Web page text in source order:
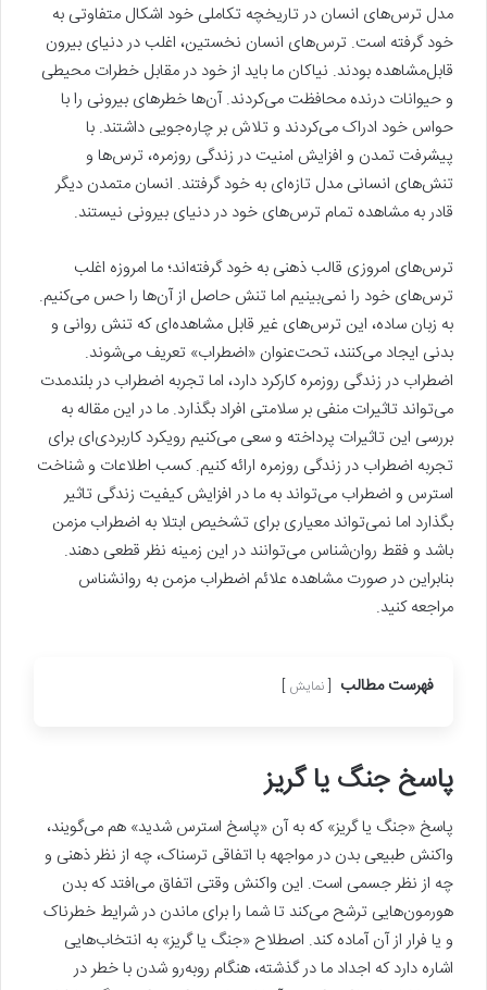
مدل ترس‌های انسان در تاریخچه تکاملی خود اشکال متفاوتی به
خود گرفته است. ترس‌های انسان نخستین، اغلب در دنیای بیرون
قابل‌مشاهده بودند. نیاکان ما باید از خود در مقابل خطرات محیطی
و حیوانات درنده محافظت می‌کردند. آن‌ها خطرهای بیرونی را با
حواس خود ادراک می‌کردند و تلاش‌ بر چاره‌جویی داشتند. با
پیشرفت تمدن و افزایش امنیت در زندگی روزمره، ترس‌ها و
تنش‌های انسانی مدل تازه‌ای به خود گرفتند. انسان متمدن دیگر
قادر به مشاهده‌ تمام ترس‌های خود در دنیای بیرونی نیستند.
ترس‌های امروزی قالب ذهنی به خود گرفته‌اند؛ ما امروزه اغلب
ترس‌های خود را نمی‌بینیم اما تنش حاصل از آن‌ها را حس می‌کنیم.
به زبان ساده، این ترس‌های غیر قابل مشاهده‌ای که تنش روانی و
بدنی ایجاد می‌کنند، تحت‌عنوان «اضطراب» تعریف می‌شوند.
اضطراب در زندگی روزمره کارکرد دارد، اما تجربه‌ اضطراب در بلندمدت
می‌تواند تاثیرات منفی بر سلامتی افراد بگذارد. ما در این مقاله به
بررسی این تاثیرات پرداخته و سعی می‌کنیم رویکرد کاربردی‌ای برای
تجربه اضطراب در زندگی روزمره ارائه کنیم. کسب اطلاعات و شناخت
استرس و اضطراب می‌تواند به ما در افزایش کیفیت زندگی تاثیر
بگذارد اما نمی‌تواند معیاری برای تشخیص ابتلا به اضطراب مزمن
باشد و فقط روان‌شناس می‌توانند در این زمینه نظر قطعی دهند.
بنابراین در صورت مشاهده علائم اضطراب مزمن به روانشناس
مراجعه کنید.
فهرست مطالب نمایش
پاسخ جنگ یا گریز‌
پاسخ «جنگ یا گریز» که به آن «پاسخ استرس شدید» هم می‌گویند،
واکنش طبیعی بدن در مواجهه با اتفاقی ترسناک، چه از نظر ذهنی و
چه از نظر جسمی است. این واکنش وقتی اتفاق می‌افتد که بدن
هورمون‌هایی ترشح می‌کند تا شما را برای ماندن در شرایط خطرناک
و یا فرار از آن آماده کند. اصطلاح «جنگ یا گریز» به انتخاب‌هایی
اشاره دارد که اجداد ما در گذشته، هنگام روبه‌رو شدن با خطر در